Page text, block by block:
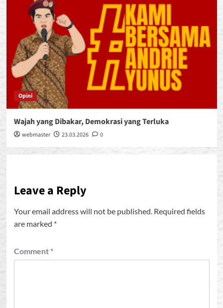
Opini
Wajah yang Dibakar, Demokrasi yang Terluka
webmaster 23.03.2026 0
Leave a Reply
Your email address will not be published. Required fields
are marked *
Comment *